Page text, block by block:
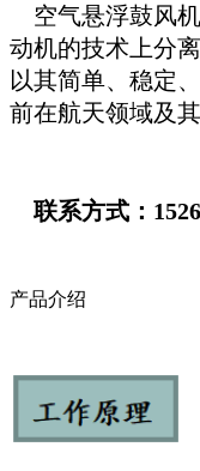
空气悬浮鼓风
动机的技术上分
以其简单、稳定
前在航天领域及
联系方式：
产品介绍